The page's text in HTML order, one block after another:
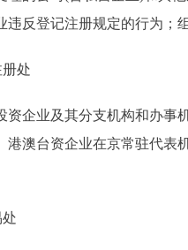
违反登记注册规定的行为；
处
业及其分支机构和办事机
港澳台资企业在京常驻代表